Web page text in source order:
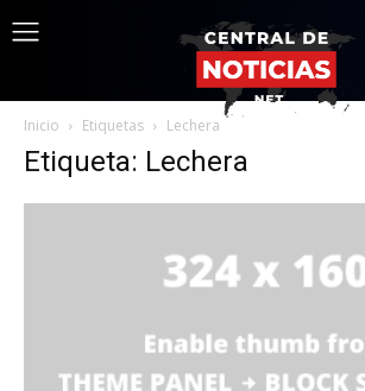
Inicio Etiquetas Lechera
Etiqueta: Lechera